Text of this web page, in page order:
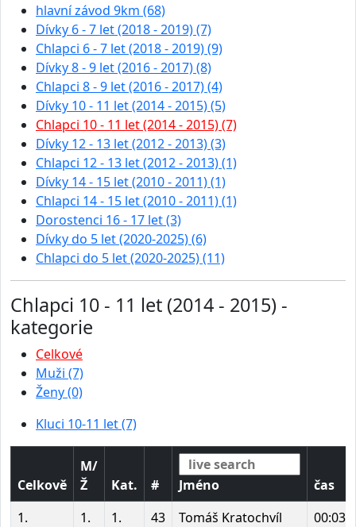
hlavní závod 9km (68)
Dívky 6 - 7 let (2018 - 2019) (7)
Chlapci 6 - 7 let (2018 - 2019) (9)
Dívky 8 - 9 let (2016 - 2017) (8)
Chlapci 8 - 9 let (2016 - 2017) (4)
Dívky 10 - 11 let (2014 - 2015) (5)
Chlapci 10 - 11 let (2014 - 2015) (7)
Dívky 12 - 13 let (2012 - 2013) (3)
Chlapci 12 - 13 let (2012 - 2013) (1)
Dívky 14 - 15 let (2010 - 2011) (1)
Chlapci 14 - 15 let (2010 - 2011) (1)
Dorostenci 16 - 17 let (3)
Dívky do 5 let (2020-2025) (6)
Chlapci do 5 let (2020-2025) (11)
Chlapci 10 - 11 let (2014 - 2015) -
kategorie
Celkové
Muži (7)
Ženy (0)
Kluci 10-11 let (7)
Celkově
M/
Ž
Kat. # Jméno
čas
1.
1. 1. 43 Tomáš Kratochvíl